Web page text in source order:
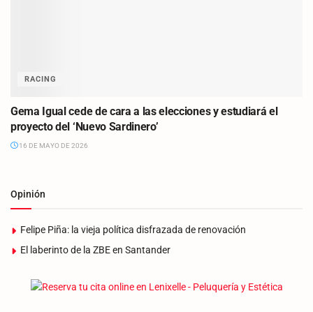
RACING
Gema Igual cede de cara a las elecciones y estudiará el
proyecto del ‘Nuevo Sardinero’
16 DE MAYO DE 2026
Opinión
Felipe Piña: la vieja política disfrazada de renovación
El laberinto de la ZBE en Santander